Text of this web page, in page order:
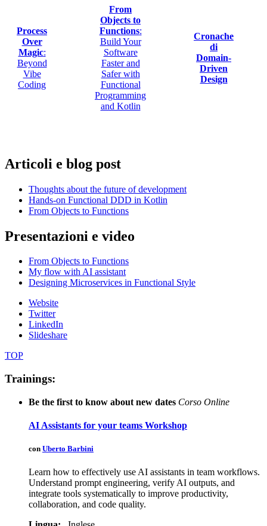
Process
Over
Magic:
Beyond
Vibe
Coding
From
Objects to
Functions:
Build Your
Software
Faster and
Safer with
Functional
Programming
and Kotlin
Cronache
di
Domain-
Driven
Design
Articoli e blog post
Thoughts about the future of development
Hands-on Functional DDD in Kotlin
From Objects to Functions
Presentazioni e video
From Objects to Functions
My flow with AI assistant
Designing Microservices in Functional Style
Website
Twitter
LinkedIn
Slideshare
TOP
Trainings:
Be the first to know about new dates Corso Online
AI Assistants for your teams Workshop
con Uberto Barbini
Learn how to effectively use AI assistants in team workflows.
Understand prompt engineering, verify AI outputs, and
integrate tools systematically to improve productivity,
collaboration, and code quality.